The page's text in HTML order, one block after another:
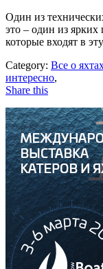
Один из
это – один из ярких
которые входят в
Category: Все о
интересно,
Share this